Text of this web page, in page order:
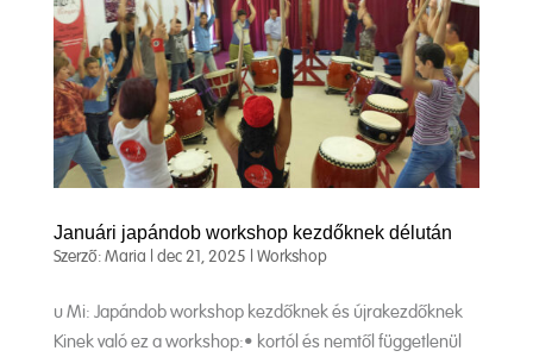
Januári japándob workshop kezdőknek délután
Szerző: Maria dec 21, 2025 Workshop
u Mi: Japándob workshop kezdőknek és újrakezdőknek
Kinek való ez a workshop:• kortól és nemtől függetlenül